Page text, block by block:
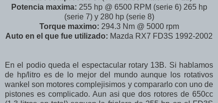
Potencia maxima: 255 hp @ 6500 RPM (serie 6) 265 hp
(serie 7) y 280 hp (serie 8)
Torque maximo: 294.3 Nm @ 5000 rpm
Auto en el que fue utilizado: Mazda RX7 FD3S 1992-2002
En el podio queda el espectacular rotary 13B. Si hablamos
de hp/litro es de lo mejor del mundo aunque los rotativos
wankel son motores complejisimos y compararlo con uno de
pistones es complicado. Aun asi que dos rotores de 650cc